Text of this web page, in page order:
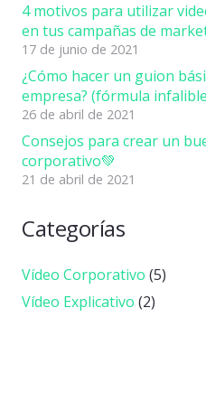
4 motivos para utilizar
en tus campañas de
17 de junio de 2021
¿Cómo hacer un guion
empresa? (fórmula
26 de abril de 2021
Consejos para crear un
corporativo💚
21 de abril de 2021
Categorías
Vídeo Corporativo (5)
Vídeo Explicativo (2)